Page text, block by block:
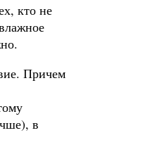
кто не
Причем
в